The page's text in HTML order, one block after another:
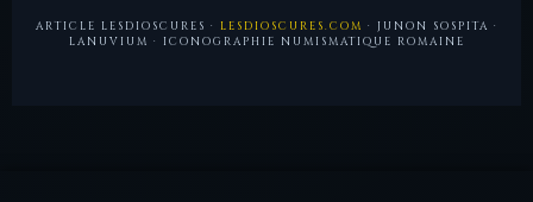
ARTICLE LESDIOSCURES · LESDIOSCURES.COM · JUNON SOSPITA ·
LANUVIUM · ICONOGRAPHIE NUMISMATIQUE ROMAINE